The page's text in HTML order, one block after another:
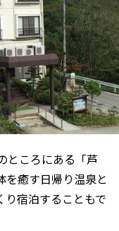
ところにある「芦
癒す日帰り温泉と
り宿泊することもで